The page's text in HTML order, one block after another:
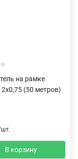
на рамке
(50 метров)
шт.
В корзину